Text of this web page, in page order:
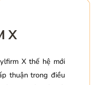
X
X thế hệ mới
thuận trong điều